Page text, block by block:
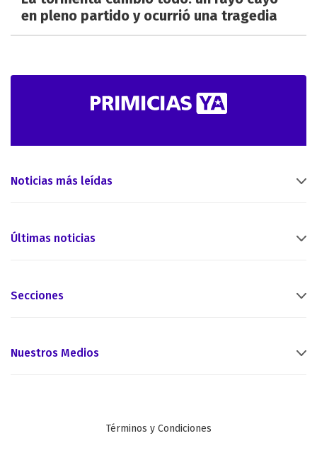
en pleno partido y ocurrió una tragedia
Noticias más leídas
Últimas noticias
Secciones
Nuestros Medios
Términos y Condiciones